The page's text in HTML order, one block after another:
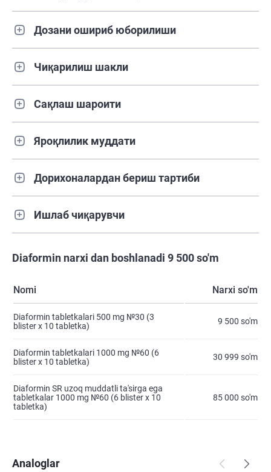
Дозани ошириб юборилиши
Чиқарилиш шакли
Сақлаш шароити
Яроқлилик муддати
Дорихоналардан бериш тартиби
Ишлаб чиқарувчи
Diaformin narxi dan boshlanadi 9 500 so'm
Nomi Narxi so'm
Diaformin tabletkalari 500 mg №30 (3
blister х 10 tabletka)
9 500 so'm
Diaformin tabletkalari 1000 mg №60 (6
blister х 10 tabletka)
30 999 so'm
Diaformin SR uzoq muddatli ta'sirga ega
tabletkalar 1000 mg №60 (6 blister х 10
tabletka)
85 000 so'm
Analoglar